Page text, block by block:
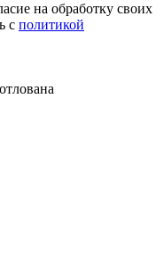
на обработку своих
с политикой